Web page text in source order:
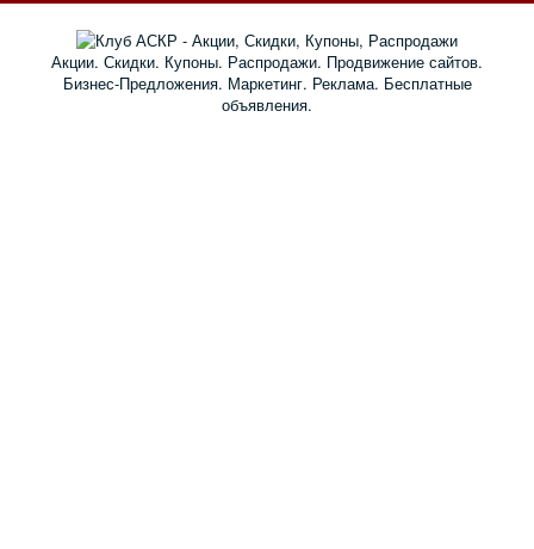
Акции. Скидки. Купоны. Распродажи. Продвижение сайтов.
Бизнес-Предложения. Маркетинг. Реклама. Бесплатные
объявления.